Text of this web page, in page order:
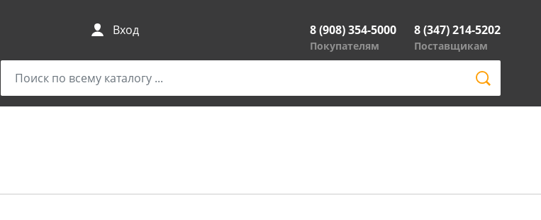
Вход 8 (908) 354-5000
Покупателям
8 (347) 214-5202
Поставщикам